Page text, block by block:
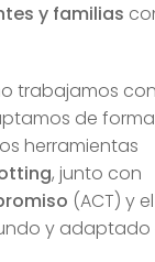
y familias
trabajamos con
de forma
herramientas
, junto con
(ACT) y el
y adaptado